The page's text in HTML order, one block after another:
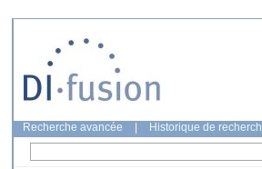
Recherche avancée Historique de